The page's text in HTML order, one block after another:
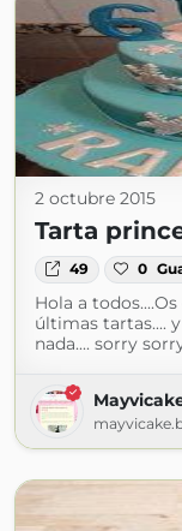
2 octubre 2015
Tarta
49 0
Hola a
últimas tartas....
nada.... sorry